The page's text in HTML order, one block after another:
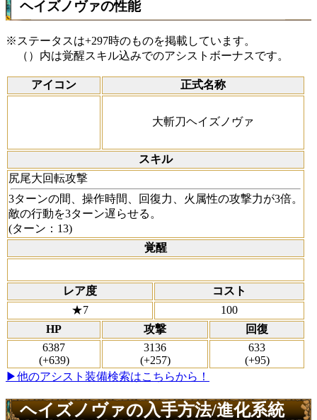
ヘイズノヴァの性能
※ステータスは+297時のものを掲載しています。
（）内は覚醒スキル込みでのアシストボーナスです。
アイコン 正式名称
大斬刀ヘイズノヴァ
スキル
尻尾大回転攻撃
3ターンの間、操作時間、回復力、火属性の攻撃力が3倍。
敵の行動を3ターン遅らせる。
(ターン：13)
覚醒
レア度
コスト
★7
100
HP
攻撃
回復
6387
(+639)
3136
(+257)
633
(+95)
▶他のアシスト装備検索はこちらから！
ヘイズノヴァの入手方法/進化系統